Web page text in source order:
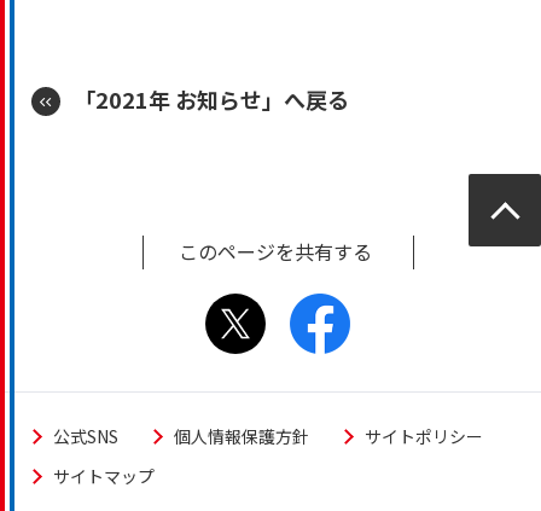
「2021年 お知らせ」へ戻る
このページを共有する
トップ
公式SNS 個人情報保護方針
サイトポリシー
サイトマップ